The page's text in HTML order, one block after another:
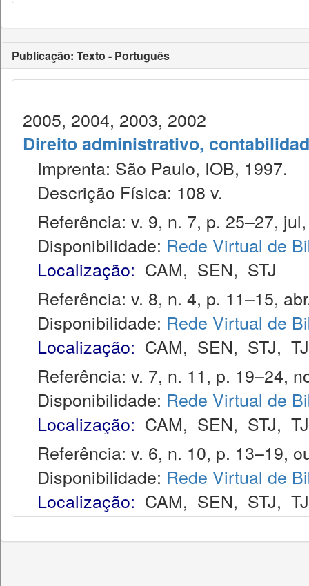
Publicação: Texto - Português
2005, 2004, 2003, 2002
Direito administrativo,
Imprenta: São Paulo, IOB, 1997.
Descrição Física: 108 v.
Referência: v. 9, n. 7, p. 25–27,
Disponibilidade: Rede Virtual de
Localização: CAM, SEN, STJ
Referência: v. 8, n. 4, p. 11–15,
Disponibilidade: Rede Virtual de
Localização: CAM, SEN, STJ,
Referência: v. 7, n. 11, p. 19–24,
Disponibilidade: Rede Virtual de
Localização: CAM, SEN, STJ,
Referência: v. 6, n. 10, p. 13–19,
Disponibilidade: Rede Virtual de
Localização: CAM, SEN, STJ,